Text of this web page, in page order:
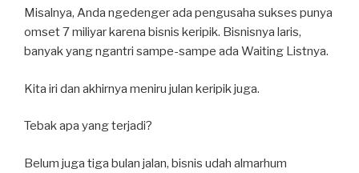
Misalnya, Anda ngedenger ada pengusaha sukses punya
omset 7 miliyar karena bisnis keripik. Bisnisnya laris,
banyak yang ngantri sampe-sampe ada Waiting Listnya.
Kita iri dan akhirnya meniru julan keripik juga.
Tebak apa yang terjadi?
Belum juga tiga bulan jalan, bisnis udah almarhum